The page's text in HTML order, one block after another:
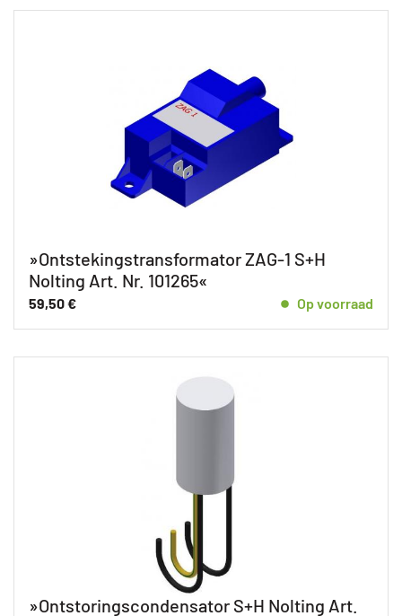
»Ontstekingstransformator ZAG-1 S+H
Nolting Art. Nr. 101265«
59,50€ Op voorraad
»Ontstoringscondensator S+H Nolting Art.